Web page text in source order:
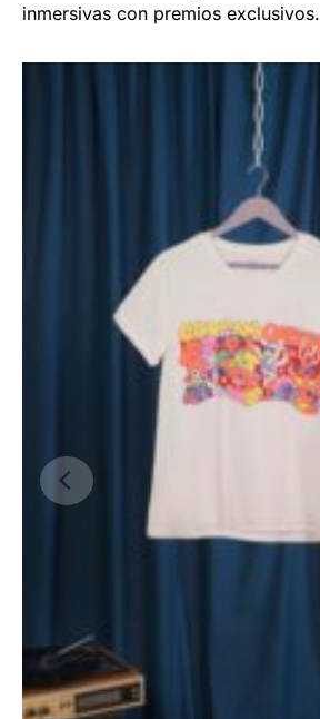
inmersivas con premios exclusivos.